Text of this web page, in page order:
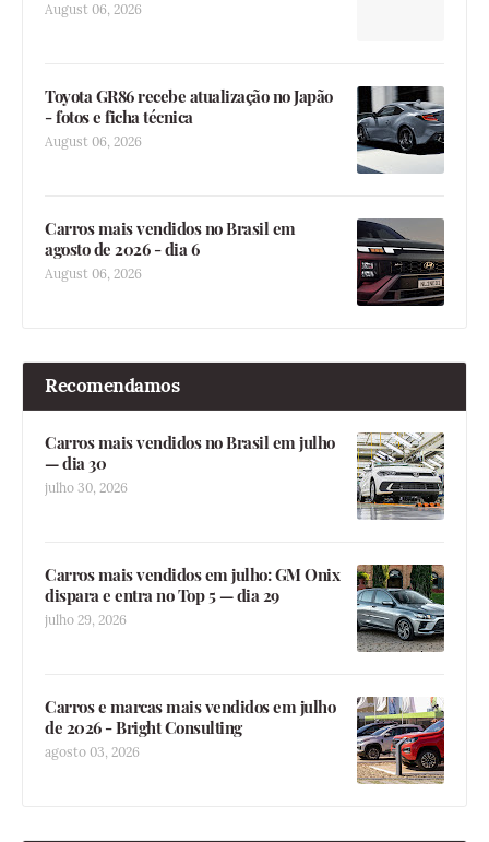
August 06, 2026
Toyota GR86 recebe atualização no Japão
- fotos e ficha técnica
August 06, 2026
Carros mais vendidos no Brasil em
agosto de 2026 - dia 6
August 06, 2026
Recomendamos
Carros mais vendidos no Brasil em julho
— dia 30
julho 30, 2026
Carros mais vendidos em julho: GM Onix
dispara e entra no Top 5 — dia 29
julho 29, 2026
Carros e marcas mais vendidos em julho
de 2026 - Bright Consulting
agosto 03, 2026